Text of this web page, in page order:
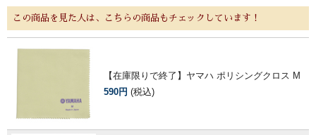
この商品を見た人は、こちらの商品もチェックしています！
【在庫限りで終了】ヤマハ ポリシングクロス M
590円 (税込)